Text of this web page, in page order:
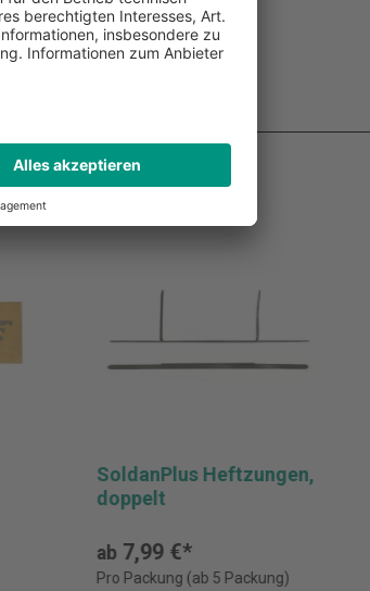
SoldanPlus Heftzungen,
doppelt
ab 7,99 €*
Pro Packung (ab 5 Packung)